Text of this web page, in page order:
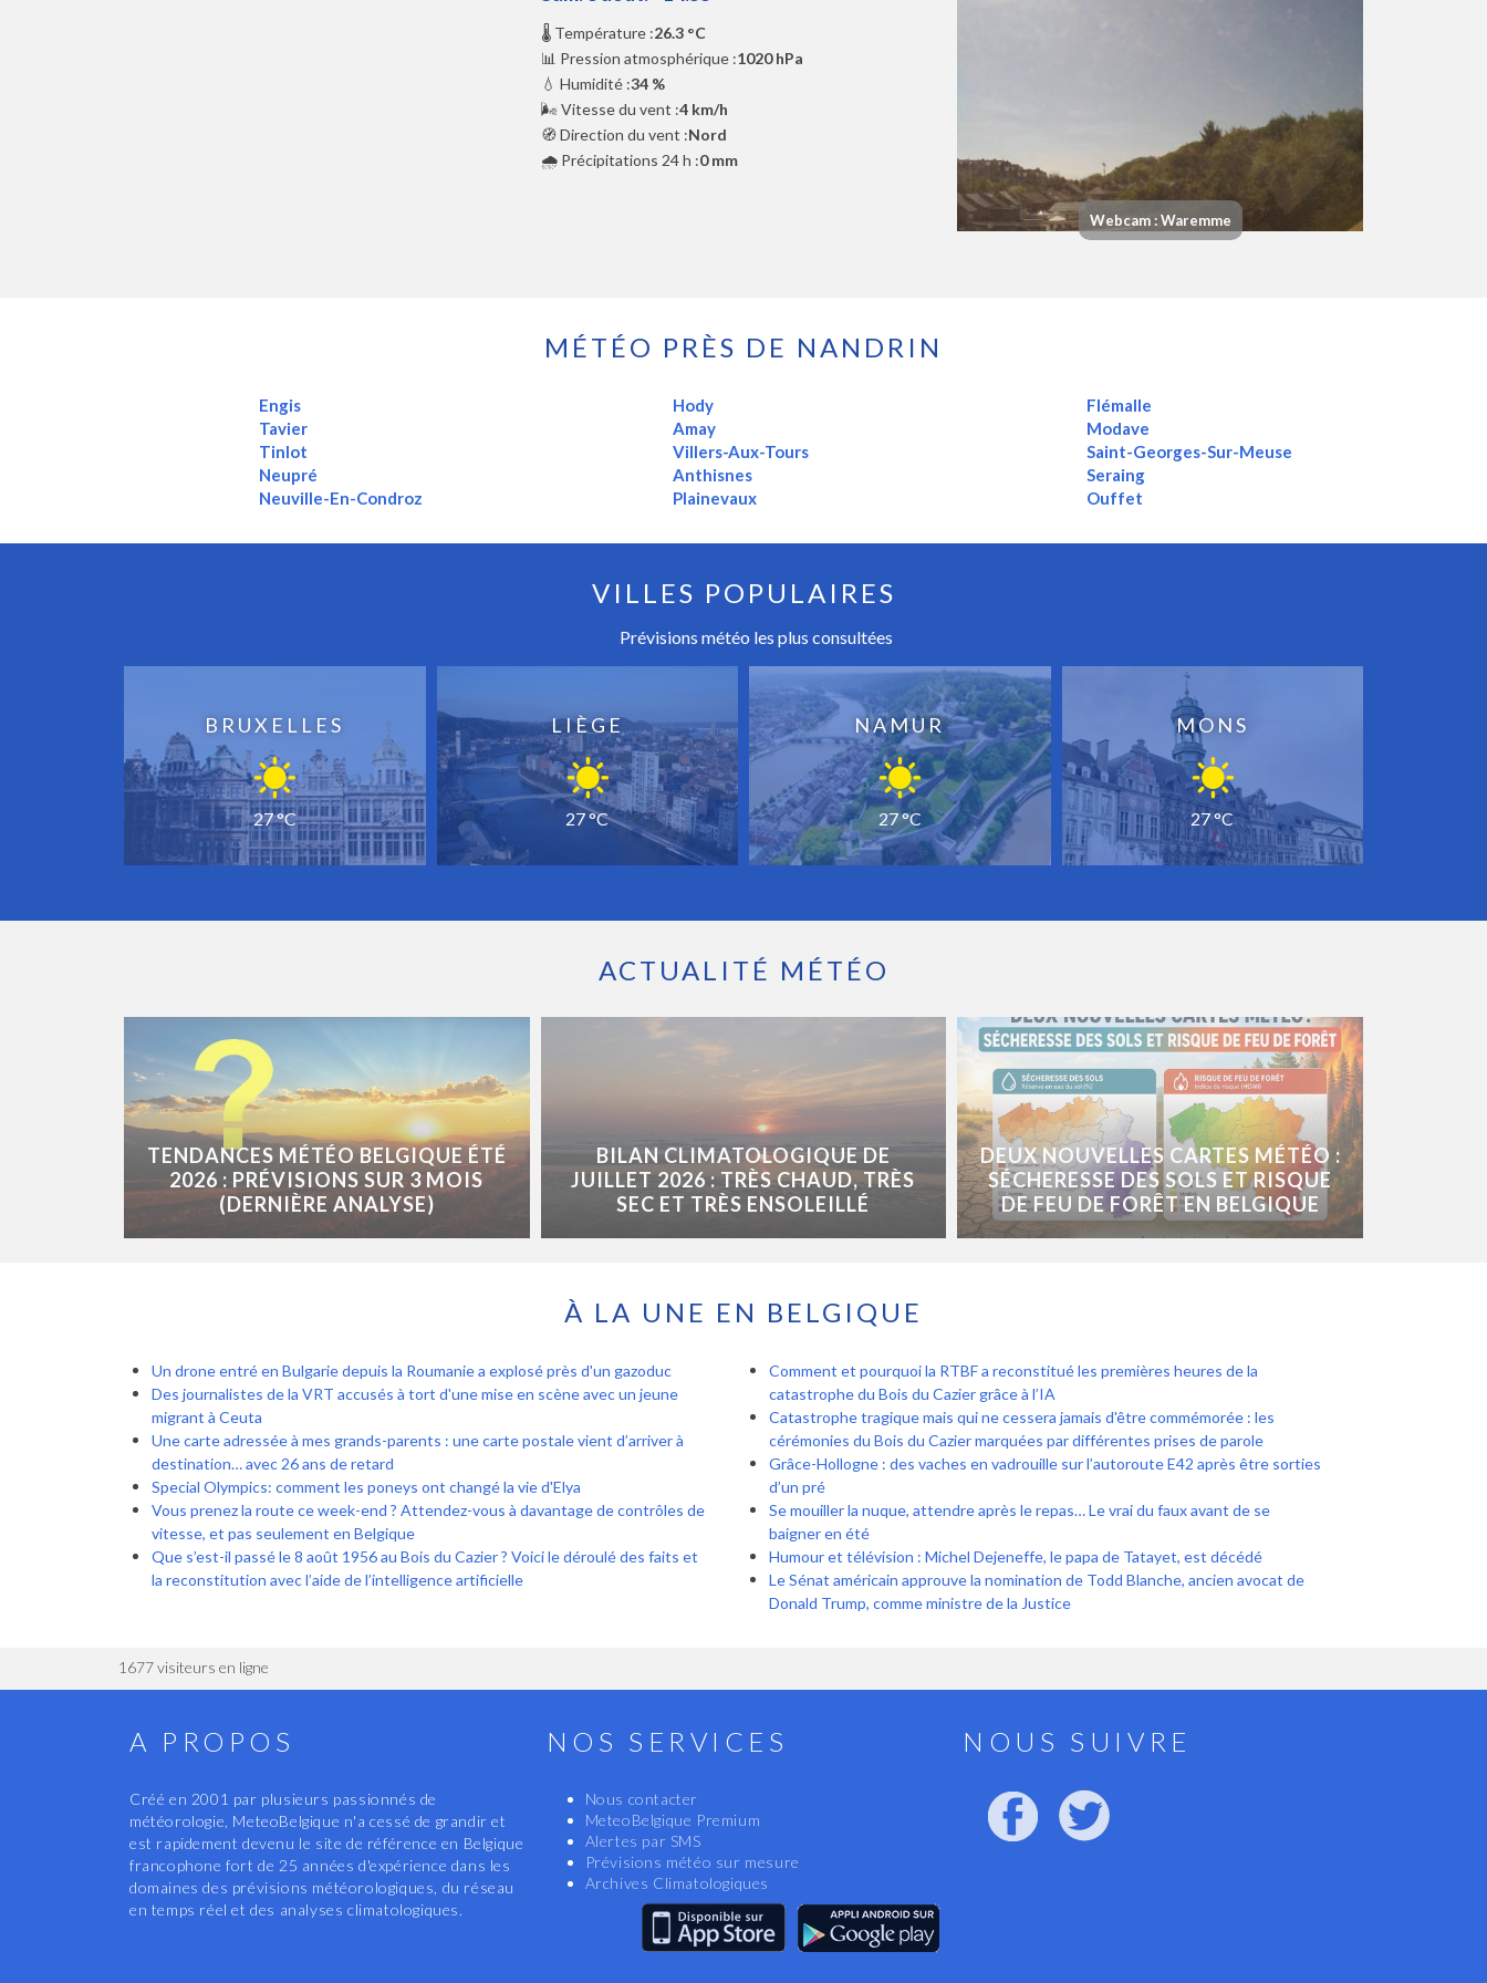
🌡️ Température :26.3 °C
📊 Pression atmosphérique :1020 hPa
💧 Humidité :34 %
🌬️ Vitesse du vent :4 km/h
🧭 Direction du vent :Nord
🌧️ Précipitations 24 h :0 mm
Webcam : Waremme
MÉTÉO PRÈS DE NANDRIN
Engis
Tavier
Tinlot
Neupré
Neuville-En-Condroz
Hody
Amay
Villers-Aux-Tours
Anthisnes
Plainevaux
Flémalle
Modave
Saint-Georges-Sur-Meuse
Seraing
Ouffet
VILLES POPULAIRES
Prévisions météo les plus consultées
BRUXELLES
27 °C
LIÈGE
27 °C
NAMUR
27 °C
MONS
27 °C
ACTUALITÉ MÉTÉO
TENDANCES MÉTÉO BELGIQUE ÉTÉ
2026 : PRÉVISIONS SUR 3 MOIS
(DERNIÈRE ANALYSE)
BILAN CLIMATOLOGIQUE DE
JUILLET 2026 : TRÈS CHAUD, TRÈS
SEC ET TRÈS ENSOLEILLÉ
DEUX NOUVELLES CARTES MÉTÉO :
SÉCHERESSE DES SOLS ET RISQUE
DE FEU DE FORÊT EN BELGIQUE
À LA UNE EN BELGIQUE
Un drone entré en Bulgarie depuis la Roumanie a explosé près d'un gazoduc
Des journalistes de la VRT accusés à tort d'une mise en scène avec un jeune
migrant à Ceuta
Une carte adressée à mes grands-parents : une carte postale vient d’arriver à
destination… avec 26 ans de retard
Special Olympics: comment les poneys ont changé la vie d'Elya
Vous prenez la route ce week-end ? Attendez-vous à davantage de contrôles de
vitesse, et pas seulement en Belgique
Que s’est-il passé le 8 août 1956 au Bois du Cazier ? Voici le déroulé des faits et
la reconstitution avec l’aide de l’intelligence artificielle
Comment et pourquoi la RTBF a reconstitué les premières heures de la
catastrophe du Bois du Cazier grâce à l’IA
Catastrophe tragique mais qui ne cessera jamais d'être commémorée : les
cérémonies du Bois du Cazier marquées par différentes prises de parole
Grâce-Hollogne : des vaches en vadrouille sur l’autoroute E42 après être sorties
d’un pré
Se mouiller la nuque, attendre après le repas… Le vrai du faux avant de se
baigner en été
Humour et télévision : Michel Dejeneffe, le papa de Tatayet, est décédé
Le Sénat américain approuve la nomination de Todd Blanche, ancien avocat de
Donald Trump, comme ministre de la Justice
1677 visiteurs en ligne
A PROPOS
Créé en 2001 par plusieurs passionnés de
météorologie, MeteoBelgique n'a cessé de grandir et
est rapidement devenu le site de référence en Belgique
francophone fort de 25 années d'expérience dans les
domaines des prévisions météorologiques, du réseau
en temps réel et des analyses climatologiques.
NOS SERVICES
Nous contacter
MeteoBelgique Premium
Alertes par SMS
Prévisions météo sur mesure
Archives Climatologiques
NOUS SUIVRE